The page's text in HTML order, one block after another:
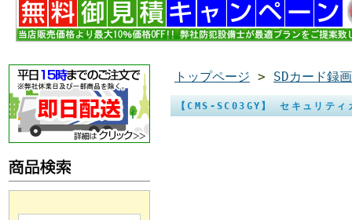
トップページ > SDカード録
【CMS-SC03GY】 セキュリテ